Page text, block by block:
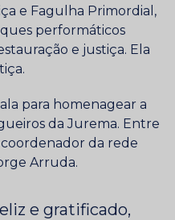
e Fagulha Primordial,
performáticos
e justiça. Ela
para homenagear a
da Jurema. Entre
da rede
Arruda.
e gratificado,